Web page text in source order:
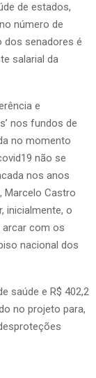
de estados,
número de
dos senadores é
salarial da
e
nos fundos de
no momento
não se
nos anos
Marcelo Castro
inicialmente, o
arcar com os
nacional dos
saúde e R$ 402,2
no projeto para,